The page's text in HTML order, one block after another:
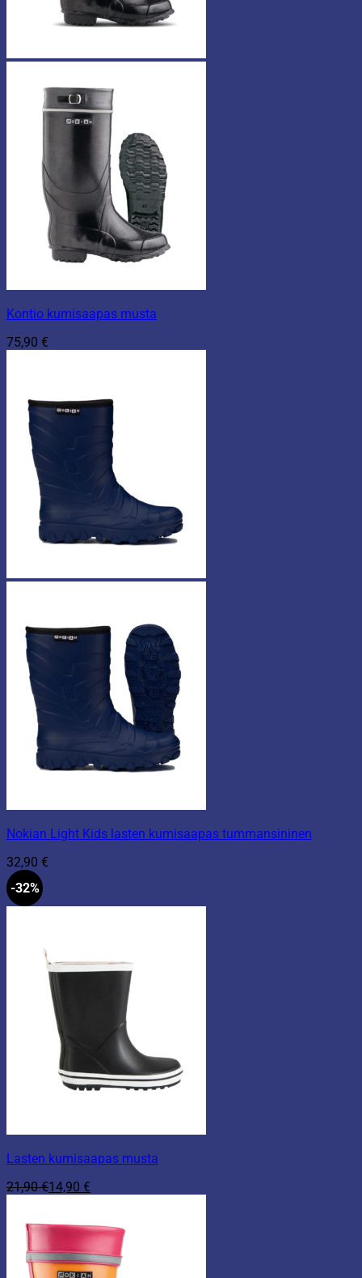
Kontio kumisaapas musta
75,90 €
Nokian Light Kids lasten kumisaapas tummansininen
32,90 €
-32%
Lasten kumisaapas musta
21,90€14,90 €